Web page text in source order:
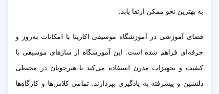
به بهترین نحو ممکن ارتقا یابد.
فضای آموزشی در آموزشگاه موسیقی اکارینا با امکانات به‌روز و
حرفه‌ای فراهم شده است. این آموزشگاه از سازهای موسیقی با
کیفیت و تجهیزات مدرن استفاده می‌کند تا هنرجویان در محیطی
دلنشین و پیشرفته به یادگیری بپردازند. تمامی کلاس‌ها و کارگاه‌ها